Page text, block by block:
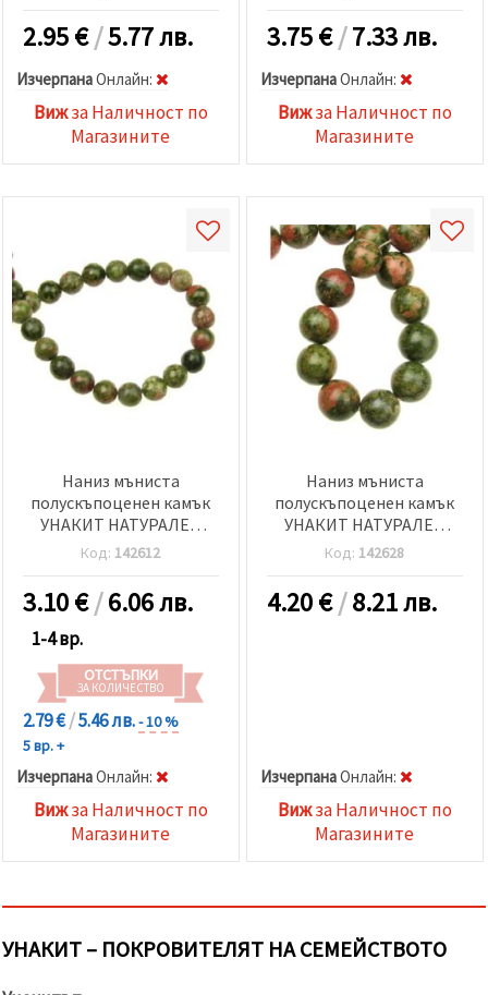
2.95€/5.77 лв.
ИзчерпанаOнлайн:
Вижза Наличност по
Магазините
3.75€/7.33 лв.
ИзчерпанаOнлайн:
Вижза Наличност по
Магазините
Наниз мъниста
полускъпоценен камък
УНАКИТ НАТУРАЛЕН
топче 6 мм ±65 броя
Код: 142612
3.10€/6.06 лв.
1-4 вр.
ОТСТЪПКИ
ЗА КОЛИЧЕСТВО
2.79 €/5.46 лв.- 10 %
5 вр. +
ИзчерпанаOнлайн:
Вижза Наличност по
Магазините
Наниз мъниста
полускъпоценен камък
УНАКИТ НАТУРАЛЕН
топче 14 мм ±28 броя
Код: 142628
4.20€/8.21 лв.
ИзчерпанаOнлайн:
Вижза Наличност по
Магазините
УНАКИТ – ПОКРОВИТЕЛЯТ НА СЕМЕЙСТВОТО